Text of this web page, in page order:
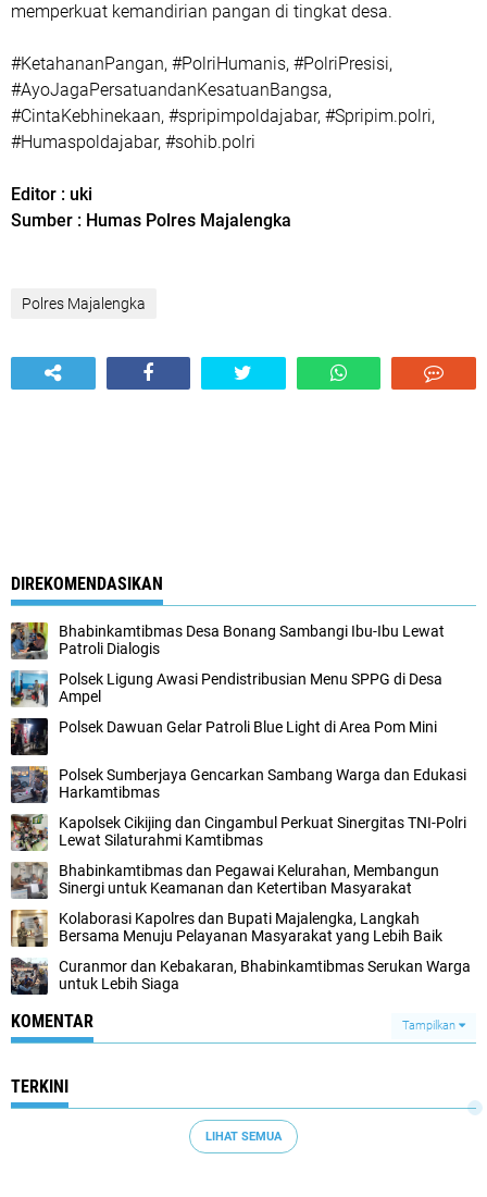
memperkuat kemandirian pangan di tingkat desa.
#KetahananPangan, #PolriHumanis, #PolriPresisi,
#AyoJagaPersatuandanKesatuanBangsa,
#CintaKebhinekaan, #spripimpoldajabar, #Spripim.polri,
#Humaspoldajabar, #sohib.polri
Editor : uki
Sumber : Humas Polres Majalengka
Polres Majalengka
DIREKOMENDASIKAN
Bhabinkamtibmas Desa Bonang Sambangi Ibu-Ibu Lewat
Patroli Dialogis
Polsek Ligung Awasi Pendistribusian Menu SPPG di Desa
Ampel
Polsek Dawuan Gelar Patroli Blue Light di Area Pom Mini
Polsek Sumberjaya Gencarkan Sambang Warga dan Edukasi
Harkamtibmas
Kapolsek Cikijing dan Cingambul Perkuat Sinergitas TNI-Polri
Lewat Silaturahmi Kamtibmas
Bhabinkamtibmas dan Pegawai Kelurahan, Membangun
Sinergi untuk Keamanan dan Ketertiban Masyarakat
Kolaborasi Kapolres dan Bupati Majalengka, Langkah
Bersama Menuju Pelayanan Masyarakat yang Lebih Baik
Curanmor dan Kebakaran, Bhabinkamtibmas Serukan Warga
untuk Lebih Siaga
KOMENTAR Tampilkan
TERKINI
LIHAT SEMUA